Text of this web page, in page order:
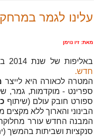
עלינו לגמר במרחק
מאת: זיו נוימן
באליפות של שנת 2014 באיטליה ייכנס לתוקפו
חדש.
המטרה לכאורה היא לייצר
ספרינט - מוקדמות, גמר,
ספורט חובק עולם (שיתוף
הבינוני והארוך ללא מקצים
המבנה החדש עורר מחלוקת
סנקציות ושביתות בהמשך